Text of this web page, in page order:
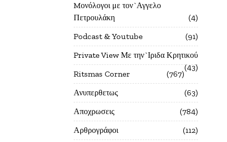
Mονόλογοι με τον`Αγγελο
Πετρουλάκη
4
Podcast & Youtube
91
Private View Με την`Ιριδα Κρητικού
43
Ritsmas Corner
767
Ανυπερθετως
63
Αποχρωσεις
784
Αρθρογράφοι
112